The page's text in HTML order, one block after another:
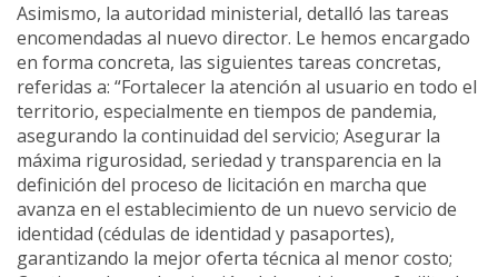
Asimismo, la autoridad ministerial, detalló las tareas
encomendadas al nuevo director. Le hemos encargado
en forma concreta, las siguientes tareas concretas,
referidas a: “Fortalecer la atención al usuario en todo el
territorio, especialmente en tiempos de pandemia,
asegurando la continuidad del servicio; Asegurar la
máxima rigurosidad, seriedad y transparencia en la
definición del proceso de licitación en marcha que
avanza en el establecimiento de un nuevo servicio de
identidad (cédulas de identidad y pasaportes),
garantizando la mejor oferta técnica al menor costo;